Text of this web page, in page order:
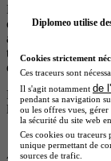
Les formations
clients), qui ne
apparaissent après
triées par
disposent pas de
Pour plus
la plateforme.
Diplomeo utilise
Cookies strictement
Ces traceurs sont
Il s'agit notamment de
pendant sa navigation
ou les offres vues,
la sécurité du site web
Ces cookies ou
unique permettant de
sources de trafic.